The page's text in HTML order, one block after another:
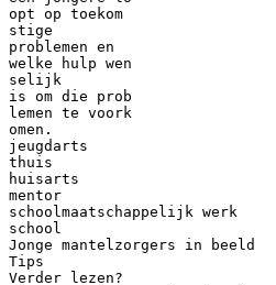
opt op toekom
stige
problemen en
welke hulp wen
selijk
is om die prob
lemen te voork
omen.
jeugdarts
thuis
huisarts
mentor
schoolmaatschappelijk werk
school
Jonge mantelzorgers in beeld
Tips
Verder lezen?